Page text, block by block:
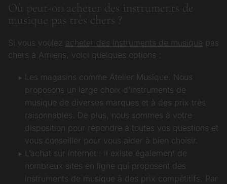
Où peut-on acheter des instruments de
musique pas très chers ?
Si vous voulez acheter des instruments de musique pas
chers à Amiens, voici quelques options :
Les magasins comme Atelier Musique. Nous
proposons un large choix d’instruments de
musique de diverses marques et à des prix très
raisonnables. De plus, nous sommes à votre
disposition pour répondre à toutes vos questions et
vous conseiller pour vous aider à bien choisir.
L’achat sur internet : il existe également de
nombreux sites en ligne qui proposent des
instruments de musique à des prix compétitifs. Par